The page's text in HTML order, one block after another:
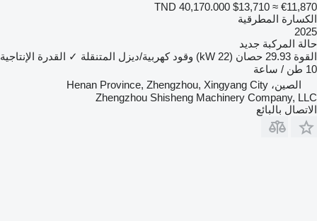
TND 40,170.000 $13,710 ≈ €11,870
الكسارة المطرقية
2025
حالة المركبة جديد
القوة 29.93 حصان (22 kW) وقود كهربية/ديزل المتنقلة ✓ القدرة الإنتاجية
10 طن / ساعة
الصين، Henan Province, Zhengzhou, Xingyang City
Zhengzhou Shisheng Machinery Company, LLC
الاتصال بالبائع